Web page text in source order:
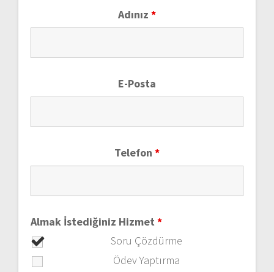
Adınız *
E-Posta
Telefon *
Almak İstediğiniz Hizmet *
Soru Çözdürme
Ödev Yaptırma